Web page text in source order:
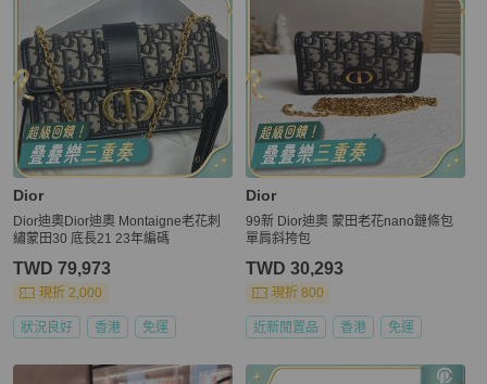
Dior
Dior迪奧Dior迪奧 Montaigne老花刺
繡蒙田30 底長21 23年編碼
TWD 79,973
現折 2,000
狀況良好 香港 免運
Dior
99新 Dior迪奧 蒙田老花nano鏈條包
單肩斜挎包
TWD 30,293
現折 800
近新閒置品 香港 免運